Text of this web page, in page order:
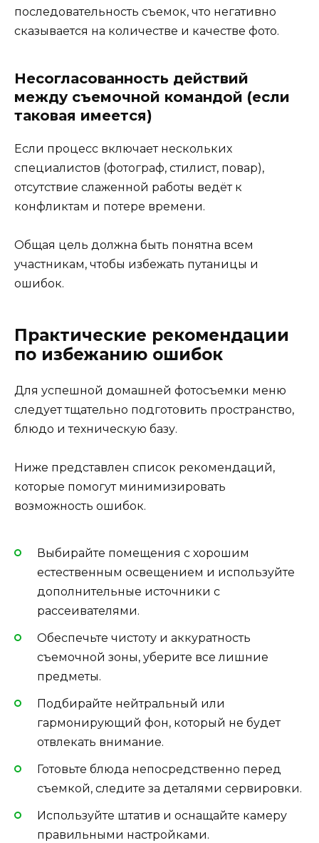
последовательность съемок, что негативно
сказывается на количестве и качестве фото.
Несогласованность действий
между съемочной командой (если
таковая имеется)
Если процесс включает нескольких
специалистов (фотограф, стилист, повар),
отсутствие слаженной работы ведёт к
конфликтам и потере времени.
Общая цель должна быть понятна всем
участникам, чтобы избежать путаницы и
ошибок.
Практические рекомендации
по избежанию ошибок
Для успешной домашней фотосъемки меню
следует тщательно подготовить пространство,
блюдо и техническую базу.
Ниже представлен список рекомендаций,
которые помогут минимизировать
возможность ошибок.
Выбирайте помещения с хорошим
естественным освещением и используйте
дополнительные источники с
рассеивателями.
Обеспечьте чистоту и аккуратность
съемочной зоны, уберите все лишние
предметы.
Подбирайте нейтральный или
гармонирующий фон, который не будет
отвлекать внимание.
Готовьте блюда непосредственно перед
съемкой, следите за деталями сервировки.
Используйте штатив и оснащайте камеру
правильными настройками.